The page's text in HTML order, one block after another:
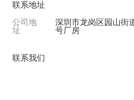
联系地址
公司地
址
深圳市龙岗区园山街
号厂房
联系我们